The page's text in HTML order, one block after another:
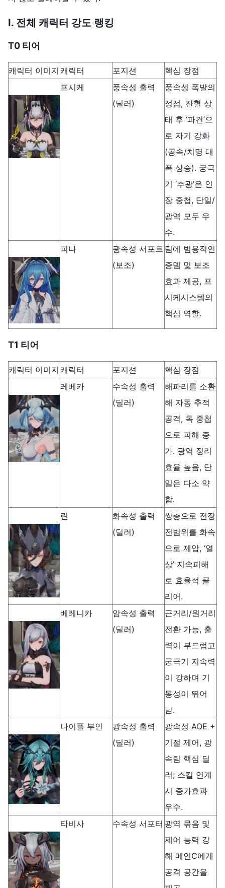
Ⅰ. 전체 캐릭터 강도 랭킹
T0 티어
캐릭터 이미지 캐릭터 포지션
핵심 장점
프시케
풍속성 출력
(딜러)
풍속성 폭발의
정점, 잔혈 상
태 후 ‘파견’으
로 자기 강화
(공속/치명 대
폭 상승). 궁극
기 ‘추광’은 인
장 중첩, 단일/
광역 모두 우
수.
피나
광속성 서포트
(보조)
팀에 범용적인
증뎀 및 보조
효과 제공, 프
시케시스템의
핵심 역할.
T1 티어
캐릭터 이미지 캐릭터 포지션
핵심 장점
레베카
수속성 출력
(딜러)
해파리를 소환
해 자동 추적
공격, 독 중첩
으로 피해 증
가. 광역 정리
효율 높음, 단
일은 다소 약
함.
린
화속성 출력
(딜러)
쌍총으로 전장
전범위를 화속
으로 제압, ‘열
상’ 지속피해
로 효율적 클
리어.
베레니카
암속성 출력
(딜러)
근거리/원거리
전환 가능, 출
력이 부드럽고
궁극기 지속력
이 강하며 기
동성이 뛰어
남.
나이플 부인
광속성 출력
(딜러)
광속성 AOE +
기절 제어, 광
속팀 핵심 딜
러; 스킬 연계
시 증가효과
우수.
타비사
수속성 서포터 광역 묶음 및
제어 능력 강
해 메인C에게
공격 공간을